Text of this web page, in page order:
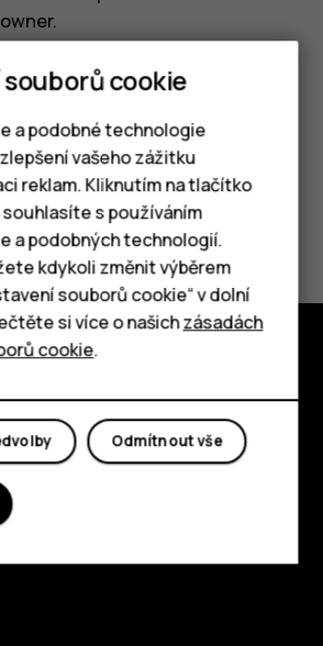
telefony
YoutubeLinkedinDiscord
cookie
a podobné technologie
vašeho zážitku
reklam. Kliknutím na tlačítko
souhlasíte s používáním
a podobných technologií.
kdykoli změnit výběrem
souborů cookie“ v dolní
si více o našichzásadách
cookie.
Odmítnout vše